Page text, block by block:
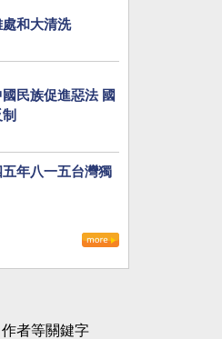
和大清洗
民族促進惡法 國
年八一五台灣獨
者等關鍵字